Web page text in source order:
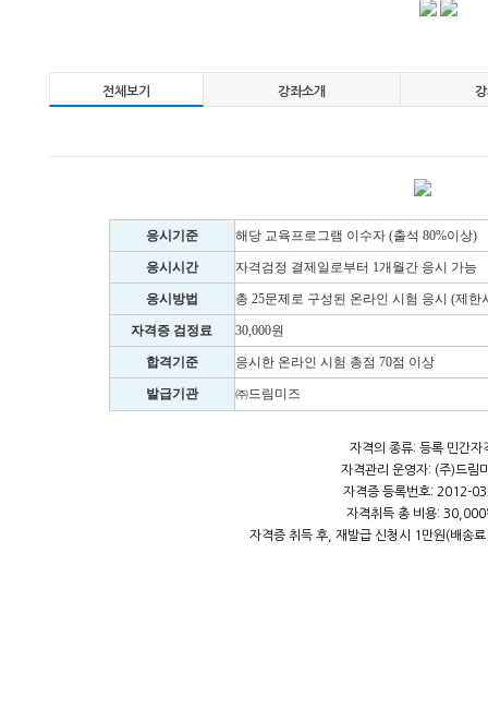
전체보기 강좌소개
응시기준 해당 교육프로그램 이수자 (출석 80%이상)
응시시간 자격검정 결제일로부터 1개월간 응시 가능
응시방법 총 25문제로 구성된 온라인 시험 응시 (제한
자격증 검정료 30,000원
합격기준 응시한 온라인 시험 총점 70점 이상
발급기관 ㈜드림미즈
자격의 종류: 등록 민간자
자격관리 운영자: (주)드림
자격증 등록번호: 2012-
자격취득 총 비용: 30,000
자격증 취득 후, 재발급 신청시 1만원(배송